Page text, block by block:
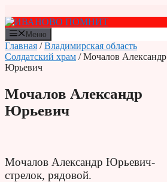
к
содержимому
Меню
Главная /Владимирская область
Солдатский храм / Мочалов Александр
Юрьевич
Мочалов Александр
Юрьевич
Мочалов Александр Юрьевич-
стрелок, рядовой.